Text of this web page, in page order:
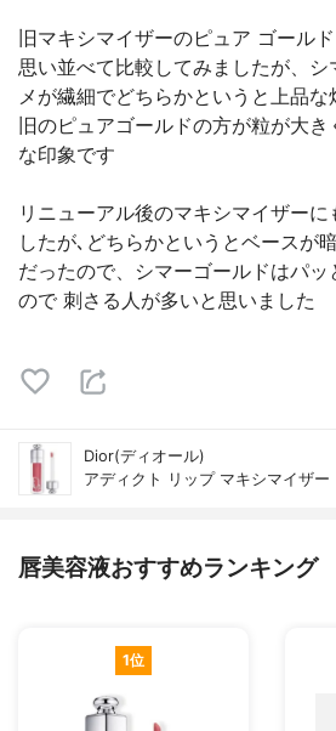
旧マキシマイザーのピュア ゴール
思い並べて比較してみましたが、シ
メが繊細でどちらかというと上品な
旧のピュアゴールドの方が粒が大
な印象です
リニューアル後のマキシマイザーに
したが､どちらかというとベースが
だったので、シマーゴールドはパ
ので 刺さる人が多いと思いました
Dior(ディオール)
アディクト リップ マキシマイザー
唇美容液おすすめランキング
1位